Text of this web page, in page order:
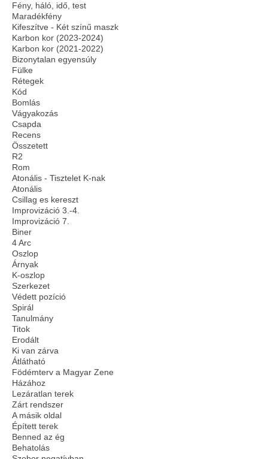
Fény, háló, idő, test
Maradékfény
Kifeszítve - Két színű maszk
Karbon kor (2023-2024)
Karbon kor (2021-2022)
Bizonytalan egyensúly
Fülke
Rétegek
Kód
Bomlás
Vágyakozás
Csapda
Recens
Összetett
R2
Rom
Atonális - Tisztelet K-nak
Atonális
Csillag es kereszt
Improvizáció 3.-4.
Improvizáció 7.
Biner
4 Arc
Oszlop
Árnyak
K-oszlop
Szerkezet
Védett pozíció
Spirál
Tanulmány
Titok
Erodált
Ki van zárva
Átlátható
Födémterv a Magyar Zene
Házához
Lezáratlan terek
Zárt rendszer
A másik oldal
Épített terek
Benned az ég
Behatolás